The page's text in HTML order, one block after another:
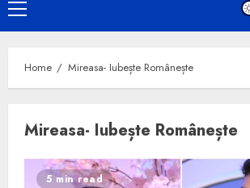
Primary
Menu
Home Mireasa- Iubește Românește
Mireasa- Iubește Românește
5 min read